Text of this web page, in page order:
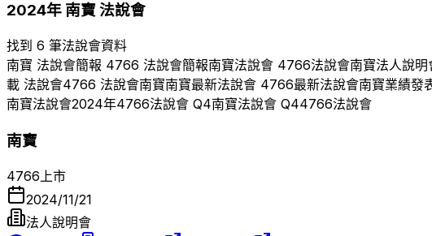
2024年 南寶 法說會
找到 6 筆法說會資料
南寶 法說會簡報 4766 法說會簡報南寶法說會 4766法說會南寶法人說明
載 法說會4766 法說會南寶南寶最新法說會 4766最新法說會南寶業績發
南寶法說會2024年4766法說會 Q4南寶法說會 Q44766法說會
南寶
4766 上市
2024/11/21
法人說明會